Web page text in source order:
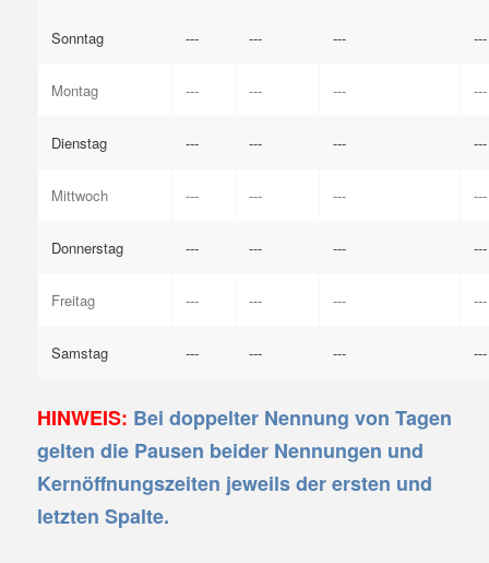
Sonntag --- --- --- ---
Montag --- --- --- ---
Dienstag --- --- --- ---
Mittwoch --- --- --- ---
Donnerstag --- --- --- ---
Freitag --- --- --- ---
Samstag --- --- --- ---
HINWEIS: Bei doppelter Nennung von Tagen
gelten die Pausen beider Nennungen und
Kernöffnungszeiten jeweils der ersten und
letzten Spalte.